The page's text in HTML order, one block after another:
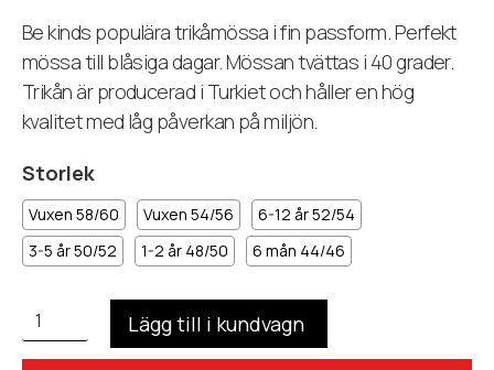
Be kinds populära trikåmössa i fin passform. Perfekt
mössa till blåsiga dagar. Mössan tvättas i 40 grader.
Trikån är producerad i Turkiet och håller en hög
kvalitet med låg påverkan på miljön.
Storlek
Vuxen 58/60 Vuxen 54/56
6-12 år 52/54
3-5 år 50/52
1-2 år 48/50 6 mån 44/46